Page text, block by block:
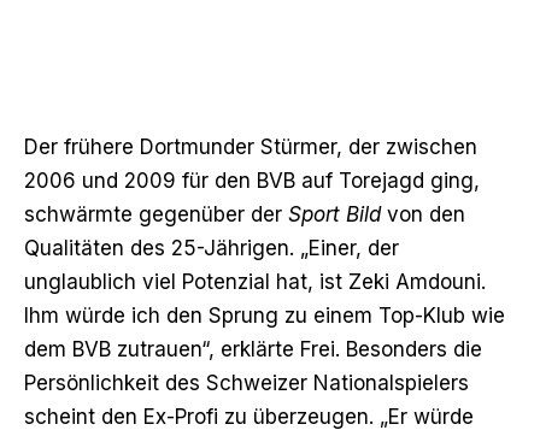
Der frühere Dortmunder Stürmer, der zwischen
2006 und 2009 für den BVB auf Torejagd ging,
schwärmte gegenüber der Sport Bildvon den
Qualitäten des 25-Jährigen. „Einer, der
unglaublich viel Potenzial hat, ist Zeki Amdouni.
Ihm würde ich den Sprung zu einem Top-Klub wie
dem BVB zutrauen“, erklärte Frei. Besonders die
Persönlichkeit des Schweizer Nationalspielers
scheint den Ex-Profi zu überzeugen. „Er würde